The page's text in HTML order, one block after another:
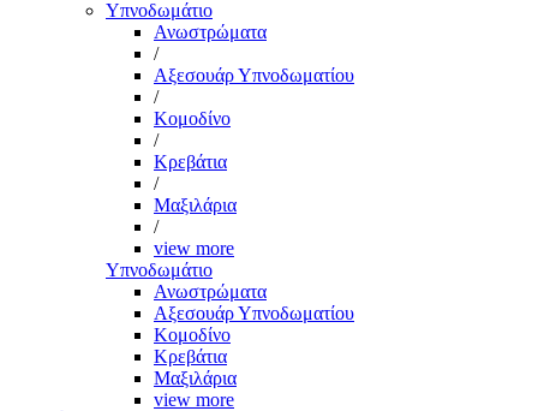
Υπνοδωμάτιο
Ανωστρώματα
/
Αξεσουάρ Υπνοδωματίου
/
Κομοδίνο
/
Κρεβάτια
/
Μαξιλάρια
/
view more
Υπνοδωμάτιο
Ανωστρώματα
Αξεσουάρ Υπνοδωματίου
Κομοδίνο
Κρεβάτια
Μαξιλάρια
view more